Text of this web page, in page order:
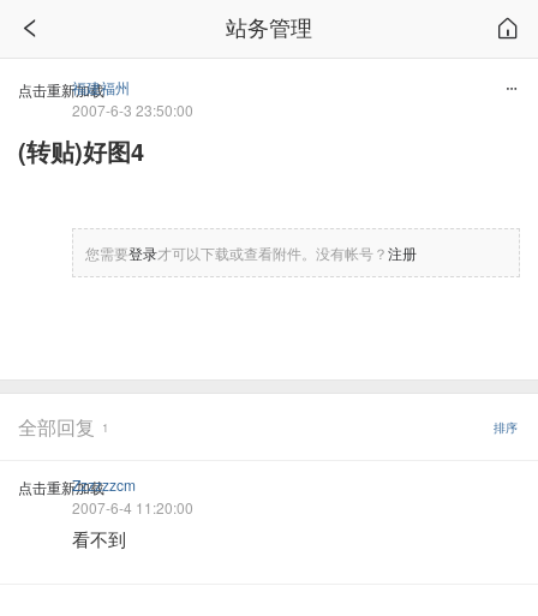
站务管理
点击重新加载
福建福州
2007-6-3 23:50:00
(转贴)好图4
您需要登录才可以下载或查看附件。没有帐号？注册
全部回复 1 排序
点击重新加载Zzzzzzcm
2007-6-4 11:20:00
看不到